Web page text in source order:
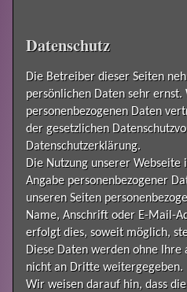
Datenschutz
Die Betreiber dieser Seiten
persönlichen Daten sehr
personenbezogenen Daten
der gesetzlichen
Datenschutzerklärung.
Die Nutzung unserer Webseite
Angabe personenbezogener
unseren Seiten
Name, Anschrift oder E-Mail-
erfolgt dies, soweit möglich,
Diese Daten werden ohne
nicht an Dritte weitergegeben.
Wir weisen darauf hin, dass